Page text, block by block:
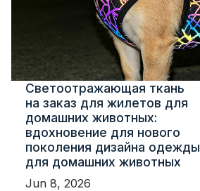
Светоотражающая ткань
на заказ для жилетов для
домашних животных:
вдохновение для нового
поколения дизайна одежды
для домашних животных
Jun 8, 2026